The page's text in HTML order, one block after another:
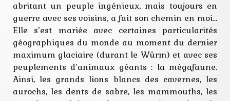
abritant un peuple ingénieux, mais toujours en
guerre avec ses voisins, a fait son chemin en moi…
Elle s’est mariée avec certaines particularités
géographiques du monde au moment du dernier
maximum glaciaire (durant le Würm) et avec ses
peuplements d’animaux géants : la mégafaune.
Ainsi, les grands lions blancs des cavernes, les
aurochs, les dents de sabre, les mammouths, les